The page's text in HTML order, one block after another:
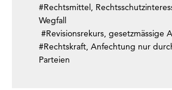
#Rechtsmittel,
Wegfall
#Revisionsrekurs, gesetzmässige
#Rechtskraft, Anfechtung nur
Parteien